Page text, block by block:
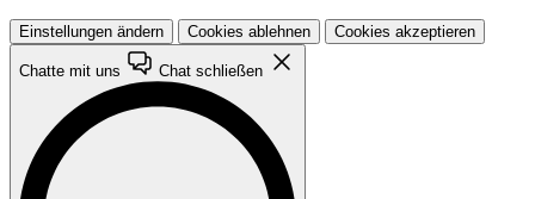
Einstellungen ändern Cookies ablehnen Cookies akzeptieren
Chatte mit uns Chat schließen